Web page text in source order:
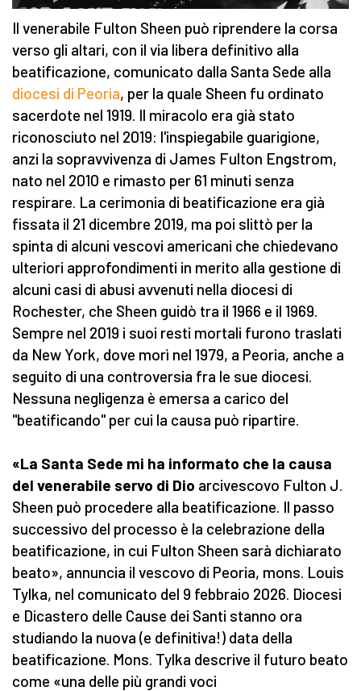
Il venerabile Fulton Sheen può riprendere la corsa
verso gli altari, con il via libera definitivo alla
beatificazione, comunicato dalla Santa Sede alla
diocesi di Peoria, per la quale Sheen fu ordinato
sacerdote nel 1919. Il miracolo era già stato
riconosciuto nel 2019: l'inspiegabile guarigione,
anzi la sopravvivenza di James Fulton Engstrom,
nato nel 2010 e rimasto per 61 minuti senza
respirare. La cerimonia di beatificazione era già
fissata il 21 dicembre 2019, ma poi slittò per la
spinta di alcuni vescovi americani che chiedevano
ulteriori approfondimenti in merito alla gestione di
alcuni casi di abusi avvenuti nella diocesi di
Rochester, che Sheen guidò tra il 1966 e il 1969.
Sempre nel 2019 i suoi resti mortali furono traslati
da New York, dove morì nel 1979, a Peoria, anche a
seguito di una controversia fra le sue diocesi.
Nessuna negligenza è emersa a carico del
"beatificando" per cui la causa può ripartire.
«La Santa Sede mi ha informato che la causa
del venerabile servo di Dio arcivescovo Fulton J.
Sheen può procedere alla beatificazione. Il passo
successivo del processo è la celebrazione della
beatificazione, in cui Fulton Sheen sarà dichiarato
beato», annuncia il vescovo di Peoria, mons. Louis
Tylka, nel comunicato del 9 febbraio 2026. Diocesi
e Dicastero delle Cause dei Santi stanno ora
studiando la nuova (e definitiva!) data della
beatificazione. Mons. Tylka descrive il futuro beato
come «una delle più grandi voci